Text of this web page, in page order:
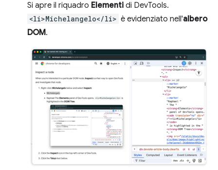
Si apre il riquadro Elementi di DevTools.
<li>Michelangelo</li> è evidenziato nell'albero
DOM.